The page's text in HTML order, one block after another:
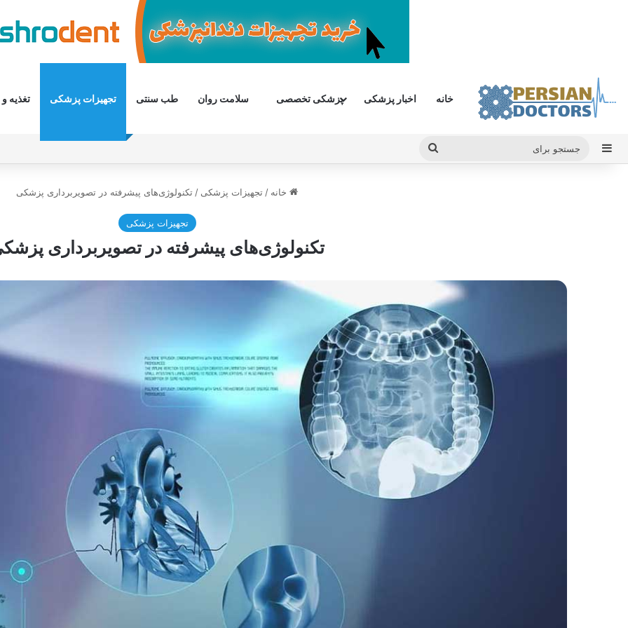
خانه اخبار پزشکی پزشکی تخصصی سلامت روان طب سنتی تجهیزات پزشکی تغذیه
سایدبار
جستجو
خانه / تجهیزات پزشکی / تکنولوژی‌های پیشرفته در تصویربرداری پزشکی
تجهیزات پزشکی
تکنولوژی‌های پیشرفته در تصویربرداری